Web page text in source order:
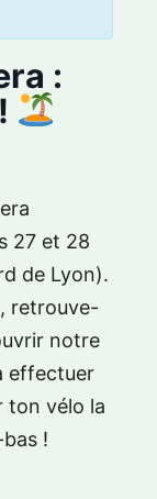
:
27 et 28
de Lyon).
retrouve-
notre
effectuer
ton vélo la
!